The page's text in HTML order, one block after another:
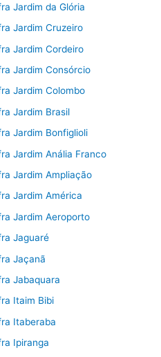
Jardim da Glória
Jardim Cruzeiro
Jardim Cordeiro
Jardim Consórcio
Jardim Colombo
Jardim Brasil
Jardim Bonfiglioli
Jardim Anália Franco
Jardim Ampliação
Jardim América
Jardim Aeroporto
Jaguaré
Jaçanã
Jabaquara
Itaim Bibi
Itaberaba
Ipiranga